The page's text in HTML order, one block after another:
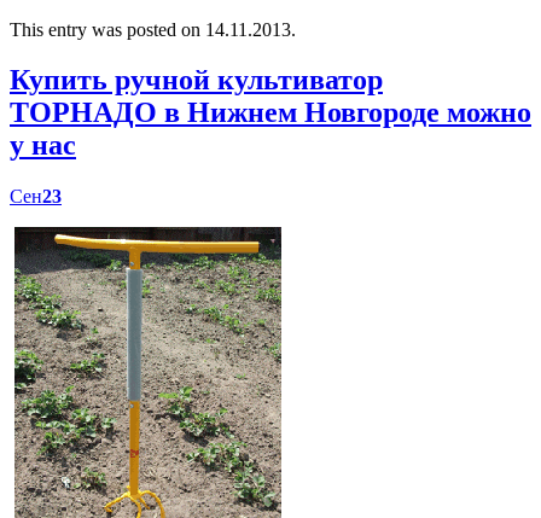
This entry was posted on 14.11.2013.
Купить ручной культиватор
ТОРНАДО в Нижнем Новгороде можно
у нас
Сен23